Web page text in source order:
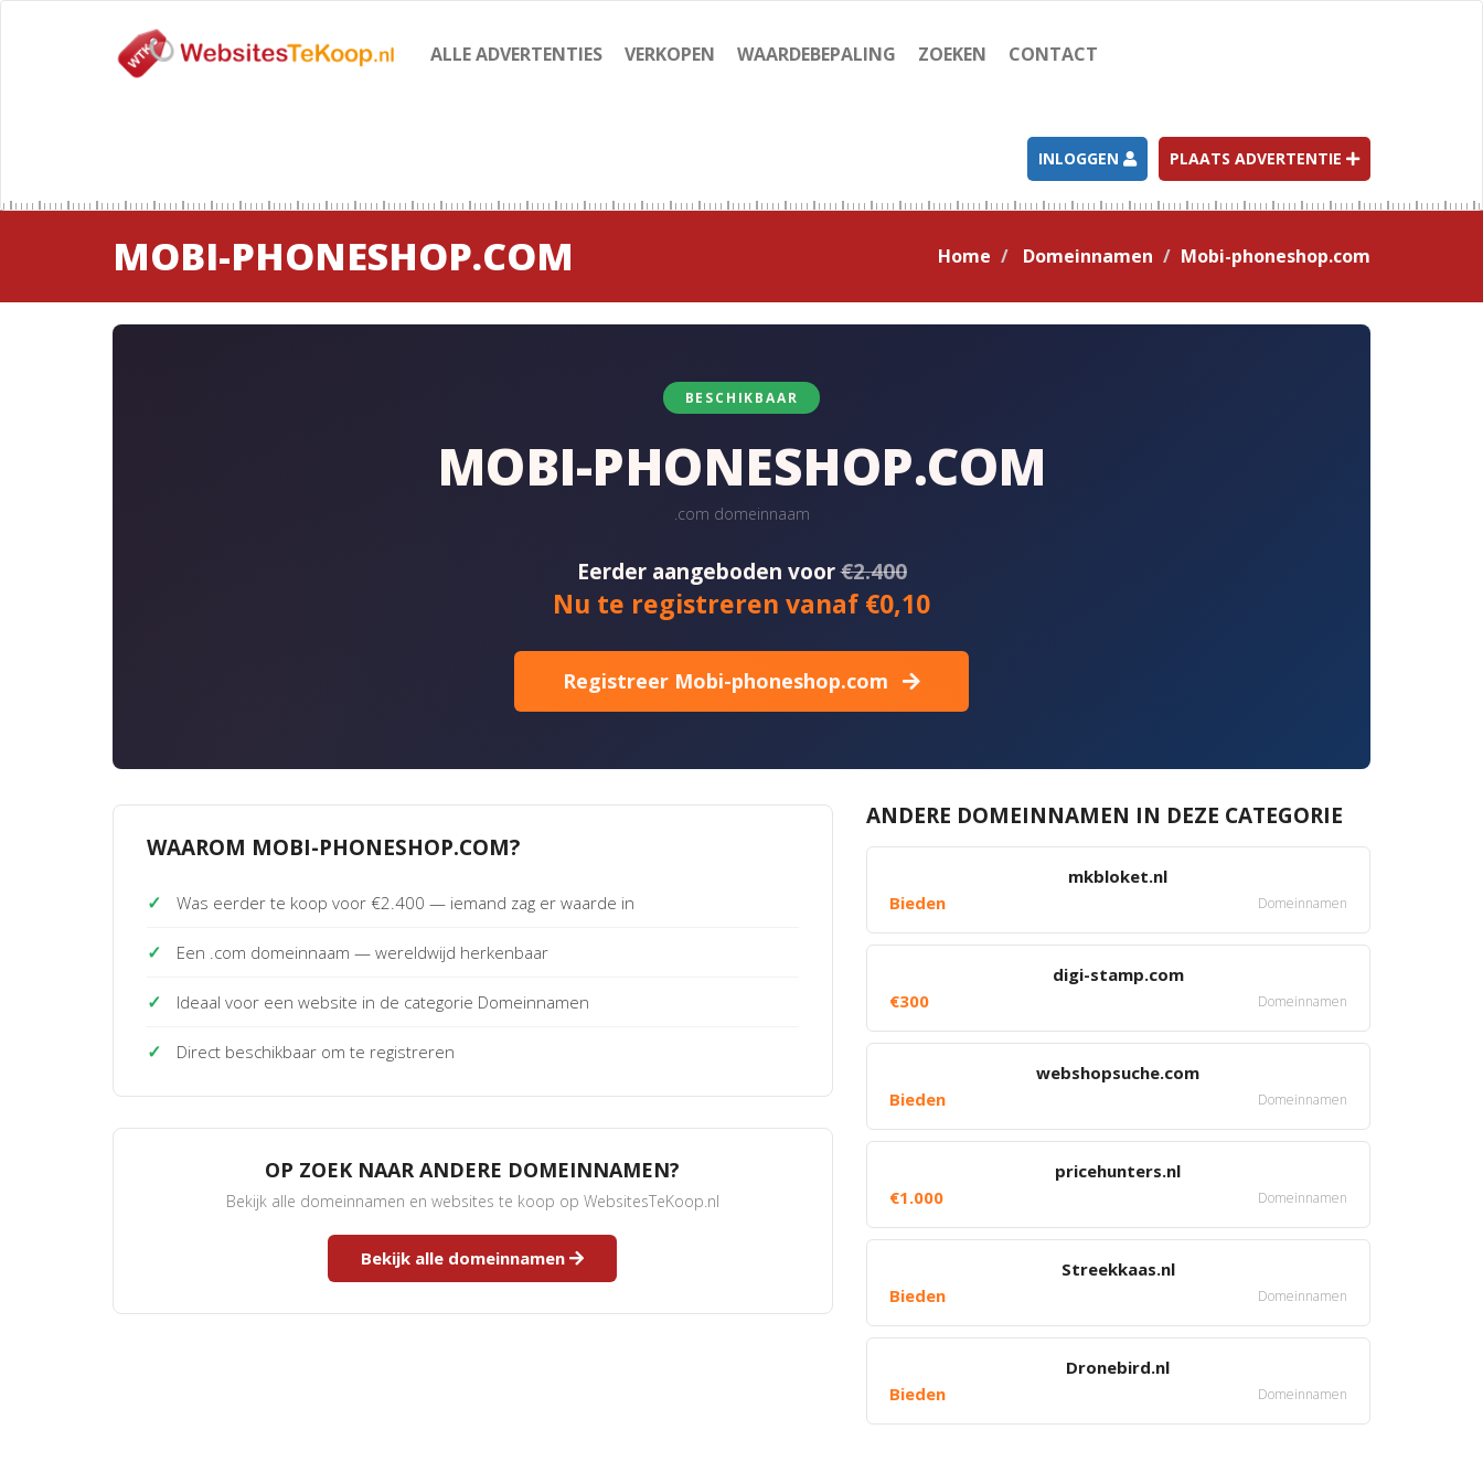
ALLE ADVERTENTIES VERKOPEN WAARDEBEPALING ZOEKEN CONTACT
INLOGGEN PLAATS ADVERTENTIE
MOBI-PHONESHOP.COM Home Domeinnamen Mobi-phoneshop.com
BESCHIKBAAR
MOBI-PHONESHOP.COM
.com domeinnaam
Eerder aangeboden voor€2.400
Nu te registreren vanaf €0,10
Registreer Mobi-phoneshop.com
WAAROM MOBI-PHONESHOP.COM?
✓ Was eerder te koop voor €2.400 — iemand zag er waarde in
✓ Een .com domeinnaam — wereldwijd herkenbaar
✓ Ideaal voor een website in de categorie Domeinnamen
✓ Direct beschikbaar om te registreren
OP ZOEK NAAR ANDERE DOMEINNAMEN?
Bekijk alle domeinnamen en websites te koop op WebsitesTeKoop.nl
Bekijk alle domeinnamen
ANDERE DOMEINNAMEN IN DEZE CATEGORIE
mkbloket.nl
Bieden
Domeinnamen
digi-stamp.com
€300
Domeinnamen
webshopsuche.com
Bieden
Domeinnamen
pricehunters.nl
€1.000
Domeinnamen
Streekkaas.nl
Bieden
Domeinnamen
Dronebird.nl
Bieden
Domeinnamen